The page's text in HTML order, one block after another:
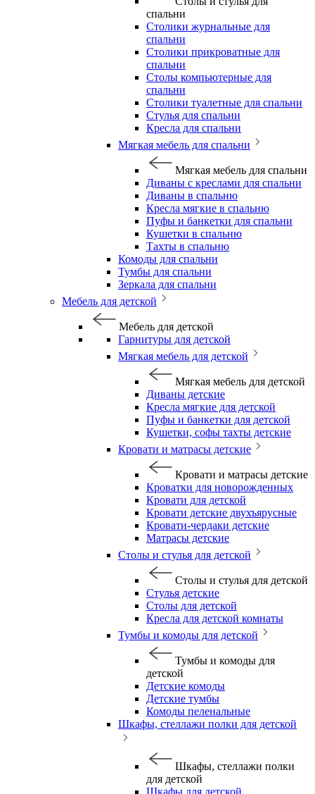
спальни
Столики журнальные для
спальни
Столики прикроватные для
спальни
Столы компьютерные для
спальни
Столики туалетные для спальни
Стулья для спальни
Кресла для спальни
Мягкая мебель для спальни
Мягкая мебель для спальни
Диваны с креслами для спальни
Диваны в спальню
Кресла мягкие в спальню
Пуфы и банкетки для спальни
Кушетки в спальню
Тахты в спальню
Комоды для спальни
Тумбы для спальни
Зеркала для спальни
Мебель для детской
Мебель для детской
Гарнитуры для детской
Мягкая мебель для детской
Мягкая мебель для детской
Диваны детские
Кресла мягкие для детской
Пуфы и банкетки для детской
Кушетки, софы тахты детские
Кровати и матрасы детские
Кровати и матрасы детские
Кроватки для новорожденных
Кровати для детской
Кровати детские двухъярусные
Кровати-чердаки детские
Матрасы детские
Столы и стулья для детской
Столы и стулья для детской
Стулья детские
Столы для детской
Кресла для детской комнаты
Тумбы и комоды для детской
Тумбы и комоды для
детской
Детские комоды
Детские тумбы
Комоды пеленальные
Шкафы, стеллажи полки для детской
Шкафы, стеллажи полки
для детской
Шкафы для детской